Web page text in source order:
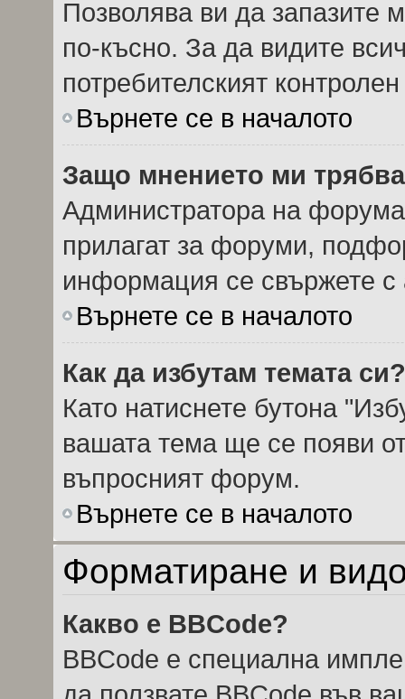
Позволява ви да запазите
по-късно. За да видите
потребителският
Върнете се в началото
Защо мнението ми
Администратора на
прилагат за форуми,
информация се свържете с
Върнете се в началото
Как да избутам темата си?
Като натиснете бутона
вашата тема ще се появи
въпросният форум.
Върнете се в началото
Форматиране и
Какво е BBCode?
BBCode е специална